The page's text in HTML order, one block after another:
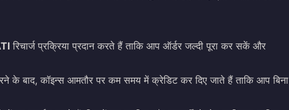
रिचार्ज प्रक्रिया प्रदान करते हैं ताकि आप ऑर्डर जल्दी पूरा कर सकें और
के बाद, कॉइन्स आमतौर पर कम समय में क्रेडिट कर दिए जाते हैं ताकि आप बिना